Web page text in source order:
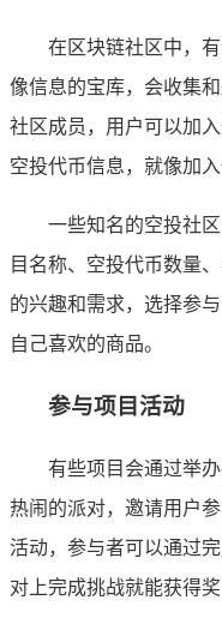
在区块链社区中，
像信息的宝库，会收集
社区成员，用户可以加
空投代币信息，就像加
一些知名的空投社
目名称、空投代币数量
的兴趣和需求，选择参
自己喜欢的商品。
参与项目活动
有些项目会通过举
热闹的派对，邀请用户
活动，参与者可以通过
对上完成挑战就能获得奖